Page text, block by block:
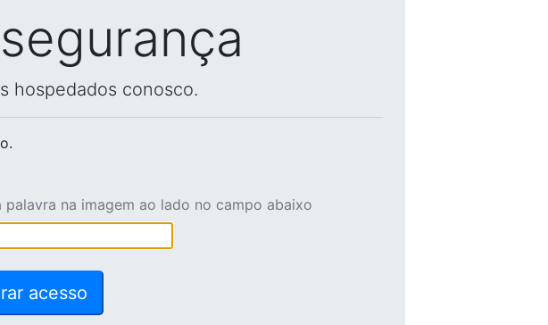
hospedados conosco.
palavra na imagem ao lado no campo abaixo